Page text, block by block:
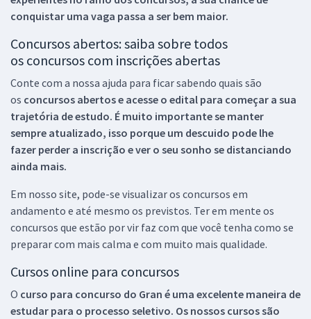
conquistar uma vaga passa a ser bem maior.
Concursos abertos: saiba sobre todos
os concursos com inscrições abertas
Conte com a nossa ajuda para ficar sabendo quais são
os concursos abertos e acesse o edital para começar a sua
trajetória de estudo. É muito importante se manter
sempre atualizado, isso porque um descuido pode lhe
fazer perder a inscrição e ver o seu sonho se distanciando
ainda mais.
Em nosso site, pode-se visualizar os concursos em
andamento e até mesmo os previstos. Ter em mente os
concursos que estão por vir faz com que você tenha como se
preparar com mais calma e com muito mais qualidade.
Cursos online para concursos
O curso para concurso do Gran é uma excelente maneira de
estudar para o processo seletivo. Os nossos cursos são